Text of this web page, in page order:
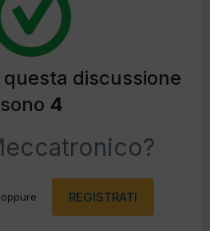
discussione
sono 4
oppure REGISTRATI